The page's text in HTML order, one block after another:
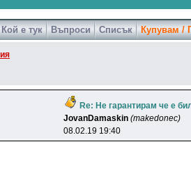
Кой е тук Въпроси Списък Купувам /
Re: Не гарантирам че е
JovanDamaskin (makedonec)
08.02.19 19:40